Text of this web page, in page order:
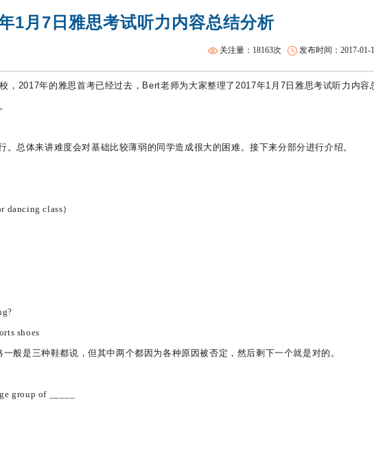
1月7日雅思考试听力内容总结分析
发布时间：2017-01-
关注量：18163次
，2017年的雅思首考已经过去，Bert老师为大家整理了2017年1月7日雅思考试听力内容
总体来讲难度会对基础比较薄弱的同学造成很大的困难。接下来分部分进行介绍。
class）
shoes
般是三种鞋都说，但其中两个都因为各种原因被否定，然后剩下一个就是对的。
group of _____
托福一对一